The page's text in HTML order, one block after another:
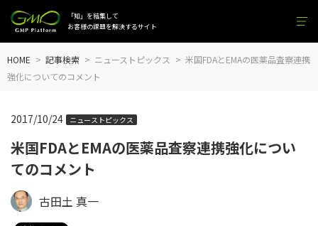
「知」を結集して
お客様の課題を解決するサイト
HOME 記事検索 ニューストピックス
米国FDAとEMAの医薬品査察連携
強化についてのコメント
米国FDAとEMAの医薬品査察連携強化につい
てのコメント
2017/10/24 ニューストピックス
古田土 真一